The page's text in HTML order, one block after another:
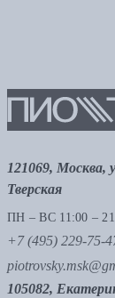
121069,
Тверская
ПН – ВС 11:00 –
+7 (495) 229-75-
105082,